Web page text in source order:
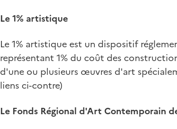
Le 1% artistique
Le 1% artistique est un dispositif
représentant 1% du coût des
d'une ou plusieurs œuvres d'art
liens ci-contre)
Le Fonds Régional d'Art Contemporain